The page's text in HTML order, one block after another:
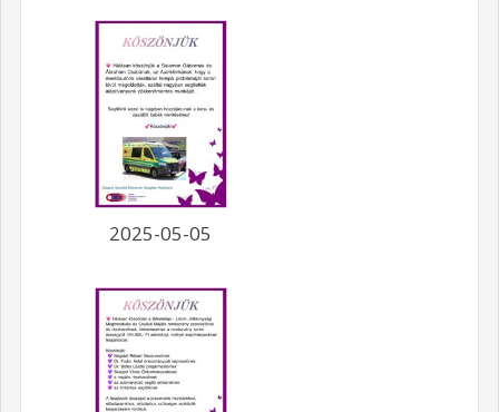
2025-05-05